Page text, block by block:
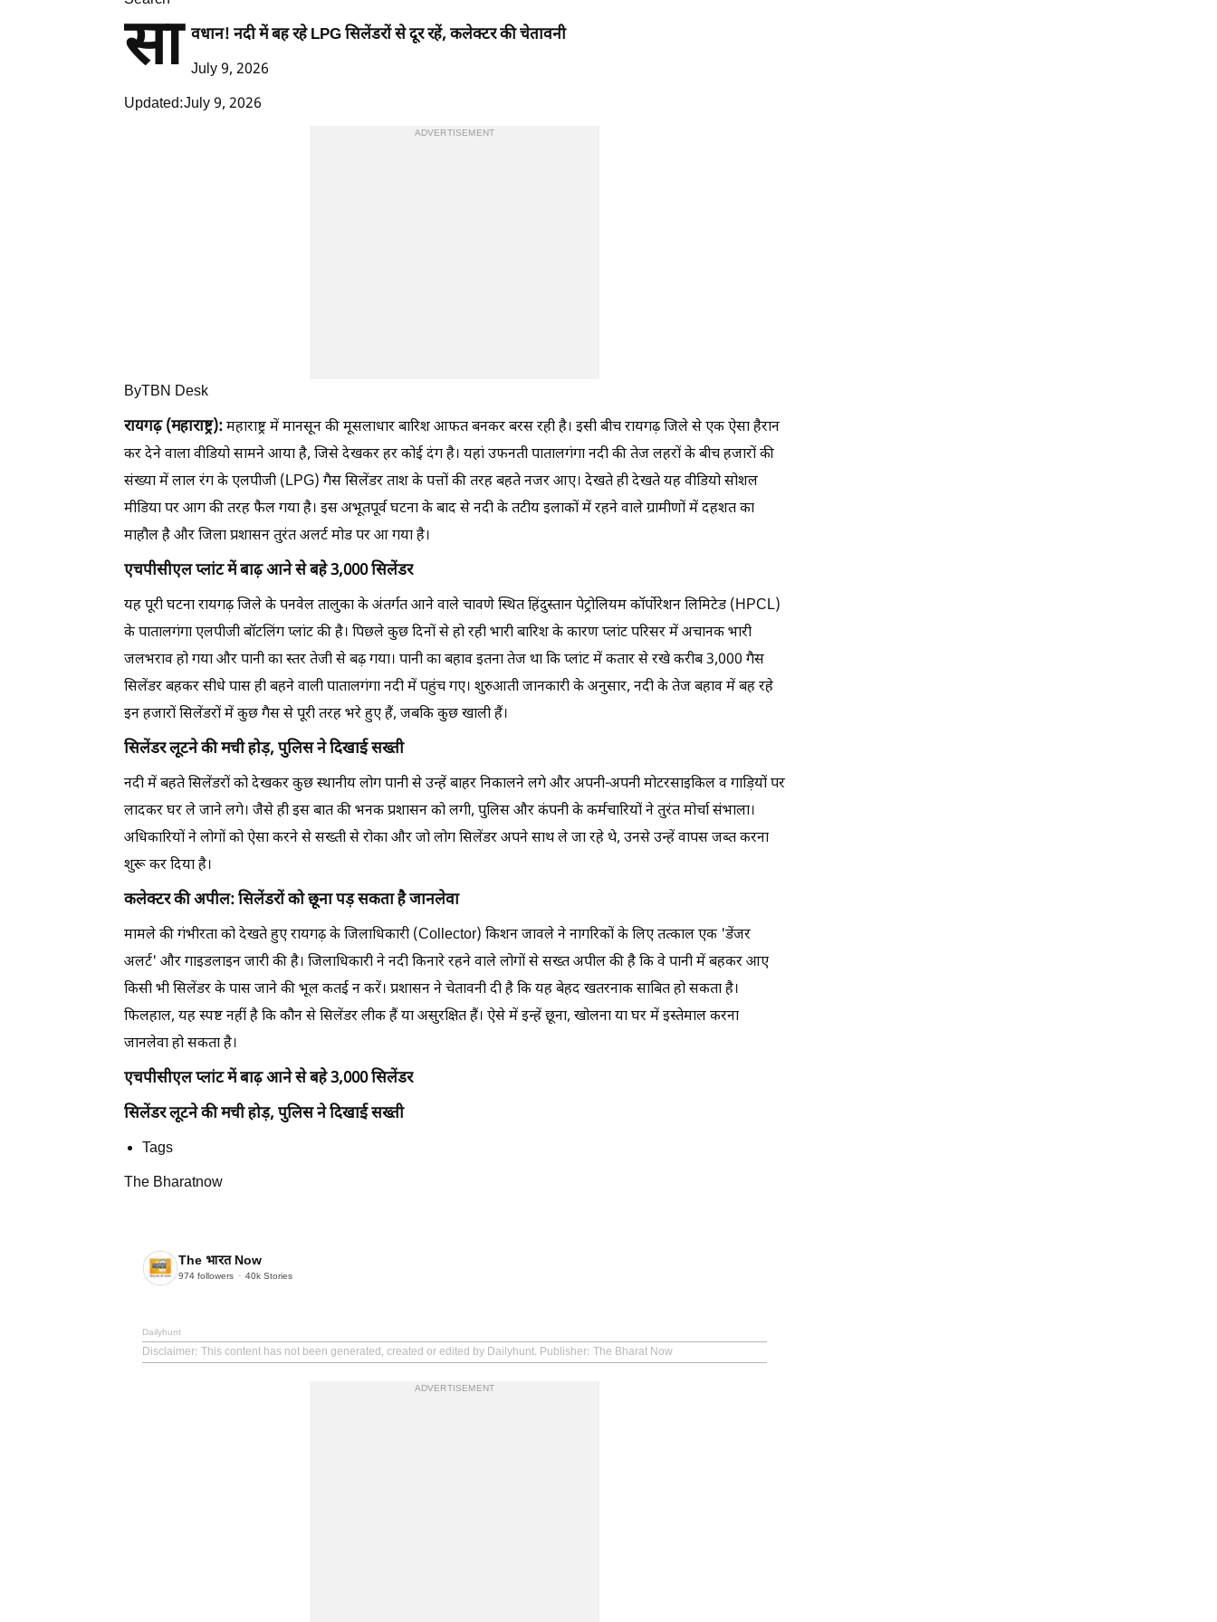
सा वधान! नदी में बह रहे LPG सिलेंडरों से दूर रहें, कलेक्टर की चेतावनी
July 9, 2026
Updated:July 9, 2026
ADVERTISEMENT
ByTBN Desk
रायगढ़ (महाराष्ट्र):महाराष्ट्र में मानसून की मूसलाधार बारिश आफत बनकर बरस रही है। इसी बीच रायगढ़ जिले से एक ऐसा हैरान
कर देने वाला वीडियो सामने आया है, जिसे देखकर हर कोई दंग है। यहां उफनती पातालगंगा नदी की तेज लहरों के बीच हजारों की
संख्या में लाल रंग के एलपीजी (LPG) गैस सिलेंडर ताश के पत्तों की तरह बहते नजर आए। देखते ही देखते यह वीडियो सोशल
मीडिया पर आग की तरह फैल गया है। इस अभूतपूर्व घटना के बाद से नदी के तटीय इलाकों में रहने वाले ग्रामीणों में दहशत का
माहौल है और जिला प्रशासन तुरंत अलर्ट मोड पर आ गया है।
एचपीसीएल प्लांट में बाढ़ आने से बहे 3,000 सिलेंडर
यह पूरी घटना रायगढ़ जिले के पनवेल तालुका के अंतर्गत आने वाले चावणे स्थित हिंदुस्तान पेट्रोलियम कॉर्पोरेशन लिमिटेड (HPCL)
के पातालगंगा एलपीजी बॉटलिंग प्लांट की है। पिछले कुछ दिनों से हो रही भारी बारिश के कारण प्लांट परिसर में अचानक भारी
जलभराव हो गया और पानी का स्तर तेजी से बढ़ गया। पानी का बहाव इतना तेज था कि प्लांट में कतार से रखे करीब 3,000 गैस
सिलेंडर बहकर सीधे पास ही बहने वाली पातालगंगा नदी में पहुंच गए। शुरुआती जानकारी के अनुसार, नदी के तेज बहाव में बह रहे
इन हजारों सिलेंडरों में कुछ गैस से पूरी तरह भरे हुए हैं, जबकि कुछ खाली हैं।
सिलेंडर लूटने की मची होड़, पुलिस ने दिखाई सख्ती
नदी में बहते सिलेंडरों को देखकर कुछ स्थानीय लोग पानी से उन्हें बाहर निकालने लगे और अपनी-अपनी मोटरसाइकिल व गाड़ियों पर
लादकर घर ले जाने लगे। जैसे ही इस बात की भनक प्रशासन को लगी, पुलिस और कंपनी के कर्मचारियों ने तुरंत मोर्चा संभाला।
अधिकारियों ने लोगों को ऐसा करने से सख्ती से रोका और जो लोग सिलेंडर अपने साथ ले जा रहे थे, उनसे उन्हें वापस जब्त करना
शुरू कर दिया है।
कलेक्टर की अपील: सिलेंडरों को छूना पड़ सकता है जानलेवा
मामले की गंभीरता को देखते हुए रायगढ़ के जिलाधिकारी (Collector) किशन जावले ने नागरिकों के लिए तत्काल एक 'डेंजर
अलर्ट' और गाइडलाइन जारी की है। जिलाधिकारी ने नदी किनारे रहने वाले लोगों से सख्त अपील की है कि वे पानी में बहकर आए
किसी भी सिलेंडर के पास जाने की भूल कतई न करें। प्रशासन ने चेतावनी दी है कि यह बेहद खतरनाक साबित हो सकता है।
फिलहाल, यह स्पष्ट नहीं है कि कौन से सिलेंडर लीक हैं या असुरक्षित हैं। ऐसे में इन्हें छूना, खोलना या घर में इस्तेमाल करना
जानलेवा हो सकता है।
एचपीसीएल प्लांट में बाढ़ आने से बहे 3,000 सिलेंडर
सिलेंडर लूटने की मची होड़, पुलिस ने दिखाई सख्ती
Tags
The Bharatnow
The भारत Now
974 followers 40k Stories
Dailyhunt
Disclaimer: This content has not been generated, created or edited by Dailyhunt. Publisher: The Bharat Now
ADVERTISEMENT